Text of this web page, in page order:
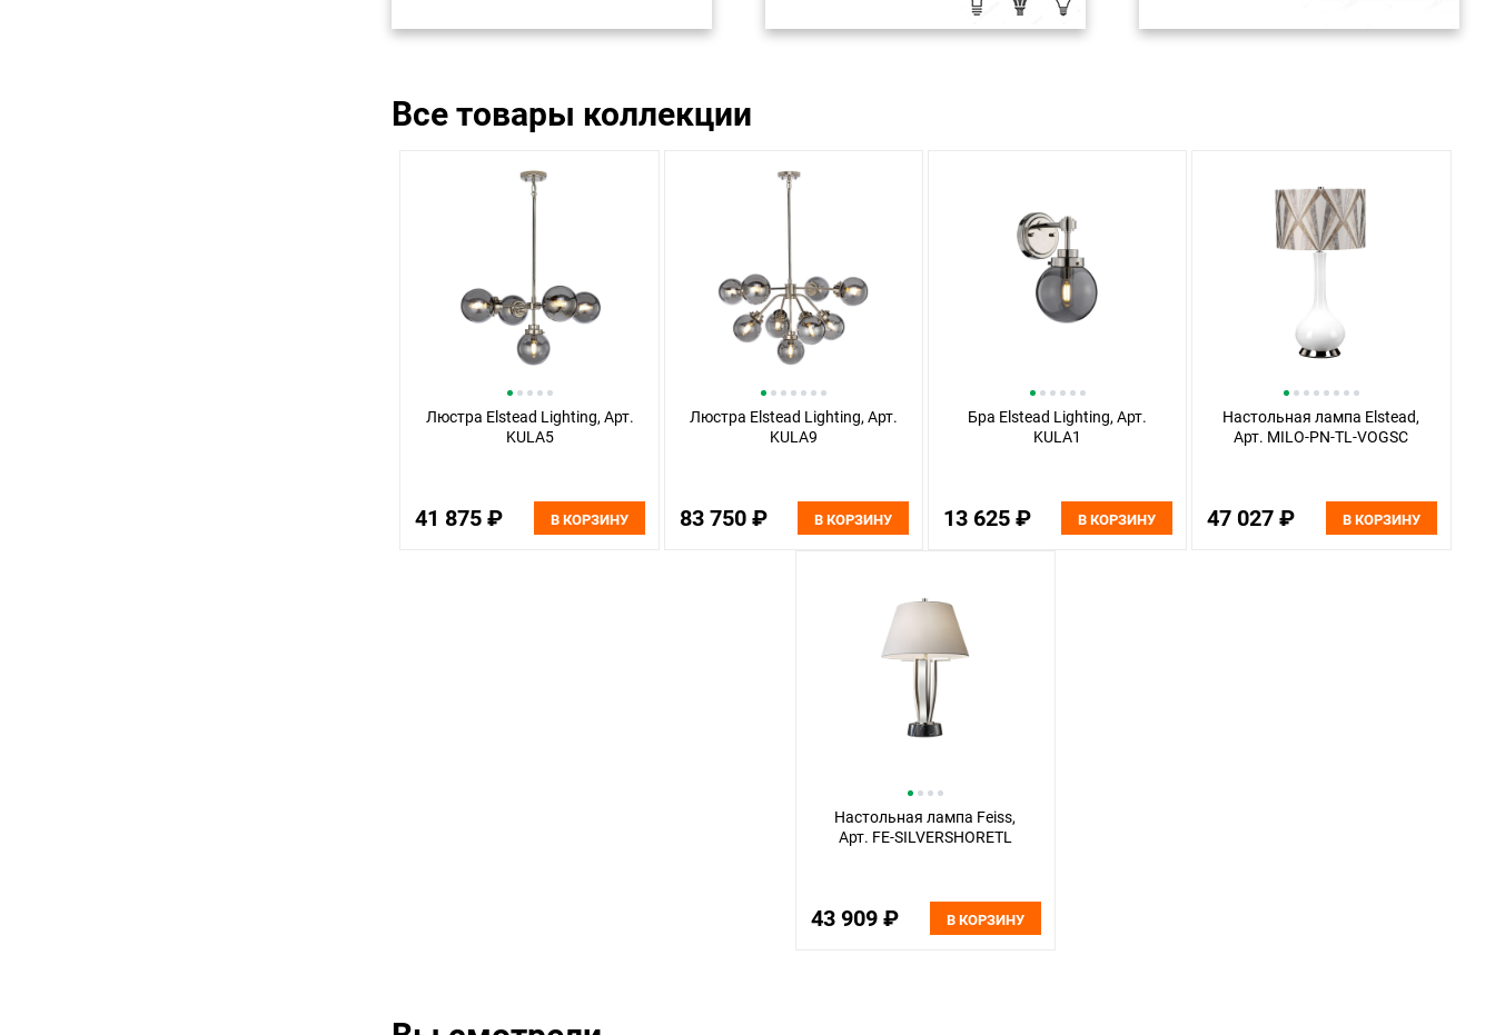
Все товары коллекции
Люстра Elstead Lighting, Арт.
KULA5
41 875 ₽ В КОРЗИНУ
Люстра Elstead Lighting, Арт.
KULA9
83 750 ₽ В КОРЗИНУ
Бра Elstead Lighting, Арт.
KULA1
13 625 ₽ В КОРЗИНУ
Настольная лампа Elstead,
Арт. MILO-PN-TL-VOGSC
47 027 ₽ В КОРЗИНУ
Настольная лампа Feiss,
Арт. FE-SILVERSHORETL
43 909 ₽ В КОРЗИНУ